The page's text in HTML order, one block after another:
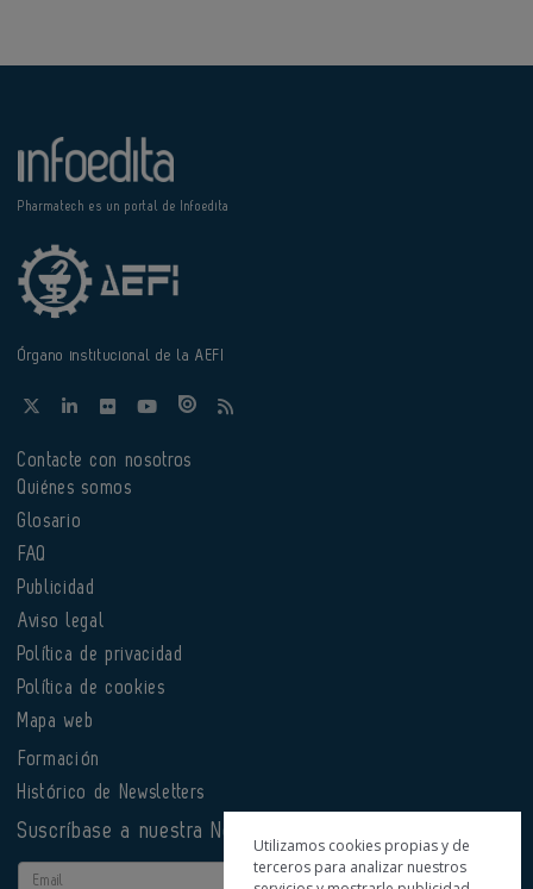
Pharmatech es un portal de Infoedita
Órgano institucional de la AEFI
Contacte con nosotros
Quiénes somos
Glosario
FAQ
Publicidad
Aviso legal
Política de privacidad
Política de cookies
Mapa web
Formación
Histórico de Newsletters
Suscríbase a nuestra Newsletter
Email
Utilizamos cookies propias y de
terceros para analizar nuestros